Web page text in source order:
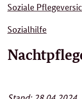
Soziale
Sozialhilfe